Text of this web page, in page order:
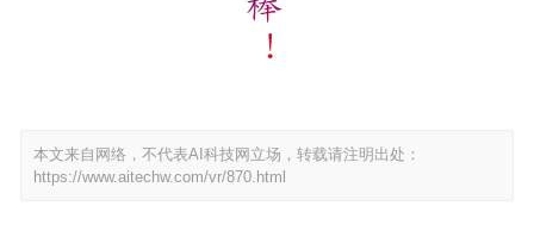
本文来自网络，不代表AI科技网立场，转载请注明出处：
https://www.aitechw.com/vr/870.html